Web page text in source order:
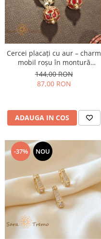
Cercei placați cu aur – charm
mobil roșu în montură
dantelată
144,00 RON
87,00 RON
ADAUGA IN COS
-37% NOU